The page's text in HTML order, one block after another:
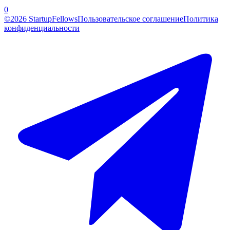
0
©2026 StartupFellowsПользовательское соглашениеПолитика
конфиденциальности